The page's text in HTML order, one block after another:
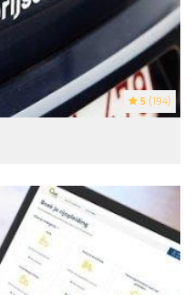
5 (194)